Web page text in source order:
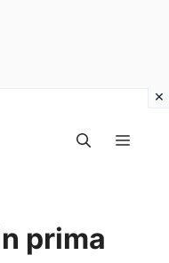
prima